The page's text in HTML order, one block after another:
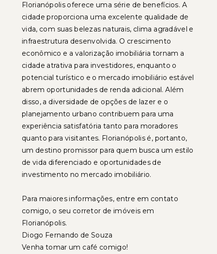
Florianópolis oferece uma série de benefícios. A
cidade proporciona uma excelente qualidade de
vida, com suas belezas naturais, clima agradável e
infraestrutura desenvolvida. O crescimento
econômico e a valorização imobiliária tornam a
cidade atrativa para investidores, enquanto o
potencial turístico e o mercado imobiliário estável
abrem oportunidades de renda adicional. Além
disso, a diversidade de opções de lazer e o
planejamento urbano contribuem para uma
experiência satisfatória tanto para moradores
quanto para visitantes. Florianópolis é, portanto,
um destino promissor para quem busca um estilo
de vida diferenciado e oportunidades de
investimento no mercado imobiliário.
Para maiores informações, entre em contato
comigo, o seu corretor de imóveis em
Florianópolis.
Diogo Fernando de Souza
Venha tomar um café comigo!